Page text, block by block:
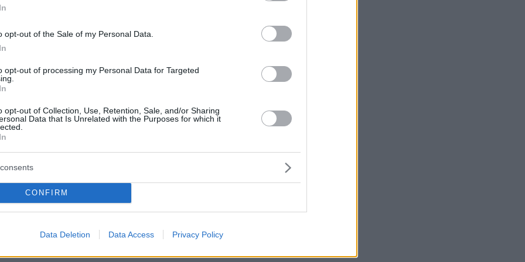
opt-out of the Sale of my Personal Data.
opt-out of processing my Personal Data for Targeted
opt-out of Collection, Use, Retention, Sale, and/or Sharing
Data that Is Unrelated with the Purposes for which it
CONFIRM
Data Deletion Data Access Privacy Policy
βραβεία από τη ζωντανή
της απονομής!
τις κατηγορίες Καλύτερης Φωτογραφίας, Μοντάζ,
μήκους και Μακιγιάζ – Μαλλιών - Τρία από τα
«Η Ευνοούμενη» του Γιώργου Λάνθιμου -
από τον κόσμο του σινεμά
Κυριάρχησε ο Λάνθιμος -
τα μεγάλα βραβεία
και σκηνοθεσίας πήρε ο Αλφόνσο Κουαρόν του